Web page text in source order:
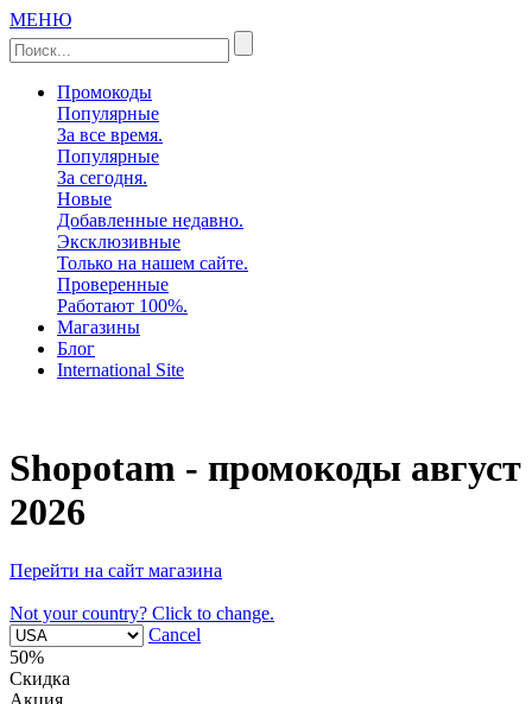
МЕНЮ
Промокоды
Популярные
За все время.
Популярные
За сегодня.
Новые
Добавленные недавно.
Эксклюзивные
Только на нашем сайте.
Проверенные
Работают 100%.
Магазины
Блог
International Site
Shopotam - промокоды август
2026
Перейти на сайт магазина
Not your country? Click to change.
Cancel
50%
Скидка
Акция